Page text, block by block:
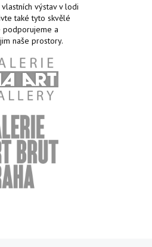
výstav v lodi
také tyto skvělé
podporujeme a
naše prostory.